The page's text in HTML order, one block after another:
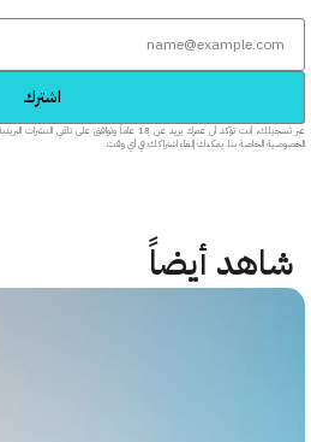
عبر تسجيلك، أنت تؤكد أن عمرك يزيد عن 18 عاماً وتوافق على تلقي
بنا. يمكنك إلغاء اشتراكك في أي وقت.
أيضاً